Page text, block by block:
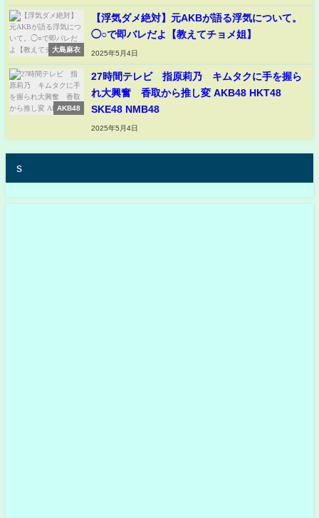
大島麻衣
【浮気ダメ絶対】元AKBが語る浮気について。
◯○で即バレだよ【教えてチョメ姐】
2025年5月4日
AKB48
27時間テレビ 指原莉乃 キムタクに手を握ら
れ大興奮 香取から推し変 AKB48 HKT48
SKE48 NMB48
2025年5月4日
s